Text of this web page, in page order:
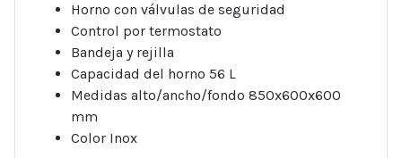
Horno con válvulas de seguridad
Control por termostato
Bandeja y rejilla
Capacidad del horno 56 L
Medidas alto/ancho/fondo 850x600x600
mm
Color Inox